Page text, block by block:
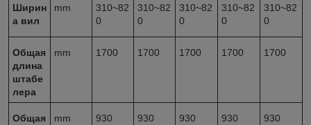
Ширин
а вил
mm
310~82
0
310~82
0
310~82
0
310~82
0
310~82
0
Общая
длина
штабе
лера
mm 1700 1700 1700 1700 1700
Общая
mm 930 930 930 930 930